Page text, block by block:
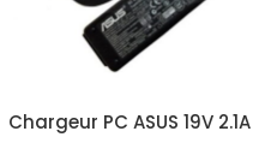
Chargeur PC ASUS 19V 2.1A